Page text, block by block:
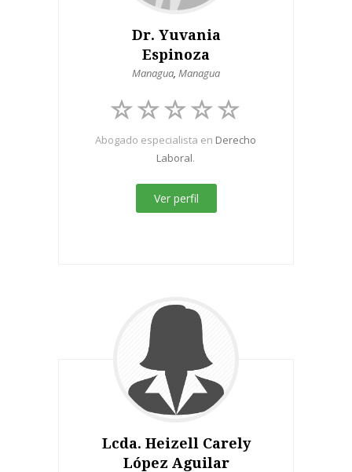
Dr. Yuvania
Espinoza
Managua, Managua
Abogado especialista en Derecho
Laboral.
Ver perfil
Lcda. Heizell Carely
López Aguilar